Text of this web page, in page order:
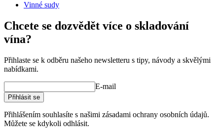
product extension
Status When Soldoutactive
Vinné sudy
Chcete se dozvědět více o skladování
vína?
Přihlaste se k odběru našeho newsletteru s tipy, návody a skvělými
nabídkami.
E-mail
Přihlásit se
Přihlášením souhlasíte s našimi zásadami ochrany osobních údajů.
Můžete se kdykoli odhlásit.